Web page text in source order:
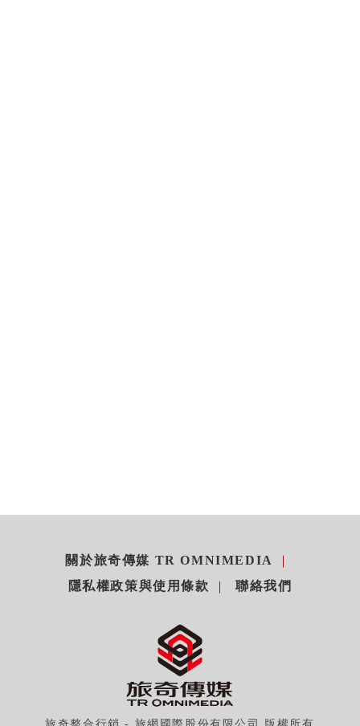
關於旅奇傳媒 TR OMNIMEDIA
隱私權政策與使用條款
聯絡我們